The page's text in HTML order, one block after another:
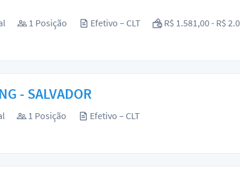
1 Posição Efetivo – CLT R$ 1.581,00 - R$
- SALVADOR
1 Posição Efetivo – CLT